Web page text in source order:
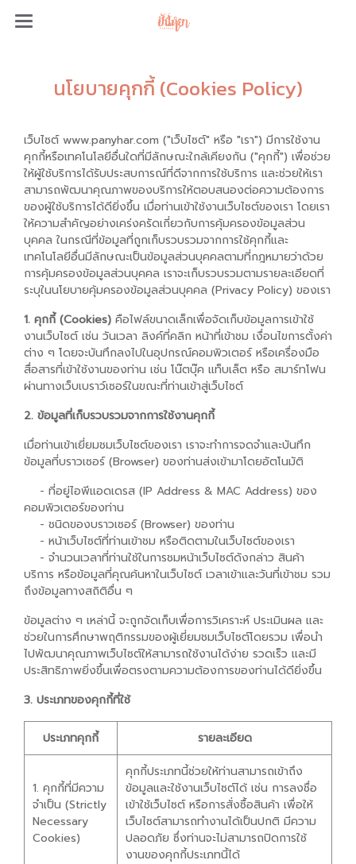
นโยบายคุกกี้ (Cookies Policy)
เว็บไซต์ www.panyhar.com ("เว็บไซต์" หรือ "เรา") มีการใช้งาน
คุกกี้หรือเทคโนโลยีอื่นใดที่มีลักษณะใกล้เคียงกัน ("คุกกี้") เพื่อช่วย
ให้ผู้ใช้บริการได้รับประสบการณ์ที่ดีจากการใช้บริการ และช่วยให้เรา
สามารถพัฒนาคุณภาพของบริการให้ตอบสนองต่อความต้องการ
ของผู้ใช้บริการได้ดียิ่งขึ้น เมื่อท่านเข้าใช้งานเว็บไซต์ของเรา โดยเรา
ให้ความสำคัญอย่างเคร่งครัดเกี่ยวกับการคุ้มครองข้อมูลส่วน
บุคคล ในกรณีที่ข้อมูลที่ถูกเก็บรวบรวมจากการใช้คุกกี้และ
เทคโนโลยีอื่นมีลักษณะเป็นข้อมูลส่วนบุคคลตามที่กฎหมายว่าด้วย
การคุ้มครองข้อมูลส่วนบุคคล เราจะเก็บรวบรวมตามรายละเอียดที่
ระบุในนโยบายคุ้มครองข้อมูลส่วนบุคคล (Privacy Policy) ของเรา
1. คุกกี้ (Cookies) คือไฟล์ขนาดเล็กเพื่อจัดเก็บข้อมูลการเข้าใช้
งานเว็บไซต์ เช่น วันเวลา ลิงค์ที่คลิก หน้าที่เข้าชม เงื่อนไขการตั้งค่า
ต่าง ๆ โดยจะบันทึกลงไปในอุปกรณ์คอมพิวเตอร์ หรือเครื่องมือ
สื่อสารที่เข้าใช้งานของท่าน เช่น โน๊ตบุ๊ค แท็บเล็ต หรือ สมาร์ทโฟน
ผ่านทางเว็บเบราว์เซอร์ในขณะที่ท่านเข้าสู่เว็บไซต์
2. ข้อมูลที่เก็บรวบรวมจากการใช้งานคุกกี้
เมื่อท่านเข้าเยี่ยมชมเว็บไซต์ของเรา เราจะทำการจดจำและบันทึก
ข้อมูลที่บราวเซอร์ (Browser) ของท่านส่งเข้ามาโดยอัตโนมัติ
- ที่อยู่ไอพีแอดเดรส (IP Address & MAC Address) ของ
คอมพิวเตอร์ของท่าน
- ชนิดของบราวเซอร์ (Browser) ของท่าน
- หน้าเว็บไซต์ที่ท่านเข้าชม หรือติดตามในเว็บไซต์ของเรา
- จำนวนเวลาที่ท่านใช้ในการชมหน้าเว็บไซต์ดังกล่าว สินค้า
บริการ หรือข้อมูลที่คุณค้นหาในเว็บไซต์ เวลาเข้าและวันที่เข้าชม รวม
ถึงข้อมูลทางสถิติอื่น ๆ
ข้อมูลต่าง ๆ เหล่านี้ จะถูกจัดเก็บเพื่อการวิเคราะห์ ประเมินผล และ
ช่วยในการศึกษาพฤติกรรมของผู้เยี่ยมชมเว็บไซต์โดยรวม เพื่อนำ
ไปพัฒนาคุณภาพเว็บไซต์ให้สามารถใช้งานได้ง่าย รวดเร็ว และมี
ประสิทธิภาพยิ่งขึ้นเพื่อตรงตามความต้องการของท่านได้ดียิ่งขึ้น
3. ประเภทของคุกกี้ที่ใช้
ประเภทคุกกี้ รายละเอียด
1. คุกกี้ที่มีความ
จำเป็น (Strictly
Necessary
Cookies)
คุกกี้ประเภทนี้ช่วยให้ท่านสามารถเข้าถึง
ข้อมูลและใช้งานเว็บไซต์ได้ เช่น การลงชื่อ
เข้าใช้เว็บไซต์ หรือการสั่งซื้อสินค้า เพื่อให้
เว็บไซต์สามารถทำงานได้เป็นปกติ มีความ
ปลอดภัย ซึ่งท่านจะไม่สามารถปิดการใช้
งานของคุกกี้ประเภทนี้ได้